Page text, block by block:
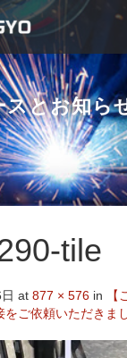
スとお知ら
tile
at 877 × 576 in
ご依頼いただきま